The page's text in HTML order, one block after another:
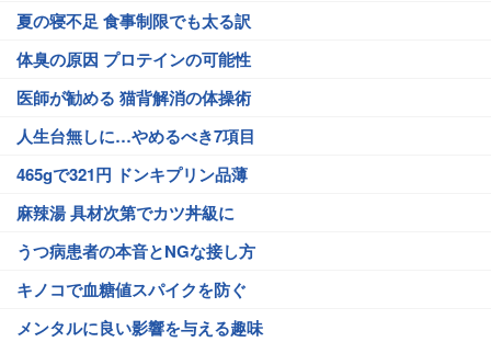
夏の寝不足 食事制限でも太る訳
体臭の原因 プロテインの可能性
医師が勧める 猫背解消の体操術
人生台無しに…やめるべき7項目
465gで321円 ドンキプリン品薄
麻辣湯 具材次第でカツ丼級に
うつ病患者の本音とNGな接し方
キノコで血糖値スパイクを防ぐ
メンタルに良い影響を与える趣味